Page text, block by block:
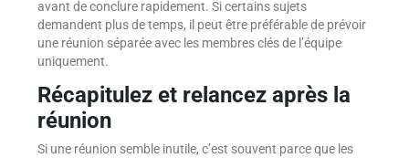
avant de conclure rapidement. Si certains sujets
demandent plus de temps, il peut être préférable de prévoir
une réunion séparée avec les membres clés de l’équipe
uniquement.
Récapitulez et relancez après la
réunion
Si une réunion semble inutile, c’est souvent parce que les